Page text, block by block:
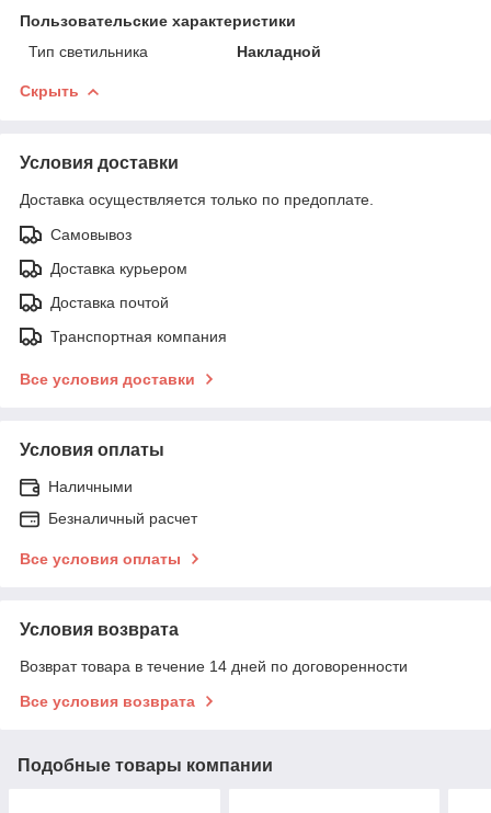
Пользовательские характеристики
Тип светильника
Накладной
Скрыть
Условия доставки
Доставка осуществляется только по предоплате.
Самовывоз
Доставка курьером
Доставка почтой
Транспортная компания
Все условия доставки
Условия оплаты
Наличными
Безналичный расчет
Все условия оплаты
Условия возврата
Возврат товара в течение 14 дней по договоренности
Все условия возврата
Подобные товары компании